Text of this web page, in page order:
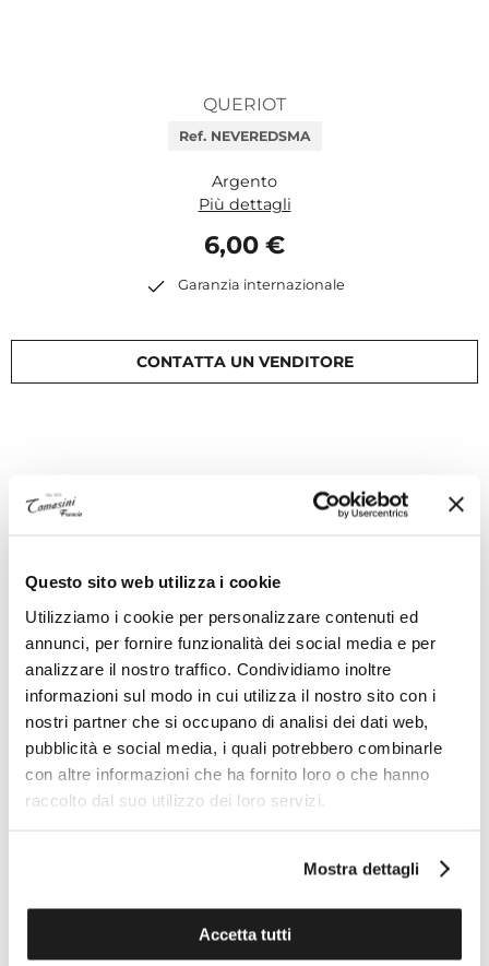
Questo sito web utilizza i cookie
Utilizziamo i cookie per personalizzare contenuti ed
annunci, per fornire funzionalità dei social media e per
analizzare il nostro traffico. Condividiamo inoltre
informazioni sul modo in cui utilizza il nostro sito con i
nostri partner che si occupano di analisi dei dati web,
pubblicità e social media, i quali potrebbero combinarle
con altre informazioni che ha fornito loro o che hanno
raccolto dal suo utilizzo dei loro servizi.
Mostra dettagli
Accetta tutti
QUERIOT
Ref. NEVEREDSMA
Argento
Più dettagli
6,00 €
Garanzia internazionale
CONTATTA UN VENDITORE
essere inserito nel bracciale.
I gioielli Queriot sono realizzati interamente da
esperti artigiani italiani, 100% Made in Italy.
Specifiche tecniche